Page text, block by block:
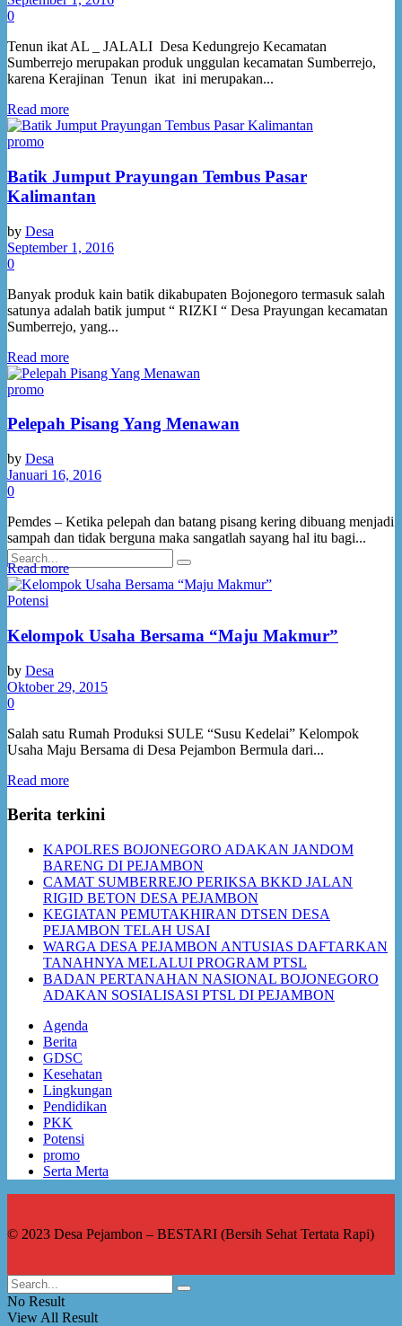
Rencana Kerja dan Anggaran
Data Laporan
Jaminan Sosial
Regulasi
Peraturan Kepala Desa
Potensi
No Result
View All Result
0
Tenun ikat AL _ JALALI Desa Kedungrejo Kecamatan
Sumberrejo merupakan produk unggulan kecamatan Sumberrejo,
karena Kerajinan Tenun ikat ini merupakan...
Read more
promo
Batik Jumput Prayungan Tembus Pasar
Kalimantan
by Desa
September 1, 2016
0
Banyak produk kain batik dikabupaten Bojonegoro termasuk salah
satunya adalah batik jumput “ RIZKI “ Desa Prayungan kecamatan
Sumberrejo, yang...
Read more
promo
Pelepah Pisang Yang Menawan
by Desa
Januari 16, 2016
0
Pemdes – Ketika pelepah dan batang pisang kering dibuang menjadi
sampah dan tidak berguna maka sangatlah sayang hal itu bagi...
Read more
Potensi
Kelompok Usaha Bersama “Maju Makmur”
by Desa
Oktober 29, 2015
0
Salah satu Rumah Produksi SULE “Susu Kedelai” Kelompok
Usaha Maju Bersama di Desa Pejambon Bermula dari...
Read more
Berita terkini
KAPOLRES BOJONEGORO ADAKAN JANDOM
BARENG DI PEJAMBON
CAMAT SUMBERREJO PERIKSA BKKD JALAN
RIGID BETON DESA PEJAMBON
KEGIATAN PEMUTAKHIRAN DTSEN DESA
PEJAMBON TELAH USAI
WARGA DESA PEJAMBON ANTUSIAS DAFTARKAN
TANAHNYA MELALUI PROGRAM PTSL
BADAN PERTANAHAN NASIONAL BOJONEGORO
ADAKAN SOSIALISASI PTSL DI PEJAMBON
Agenda
Berita
GDSC
Kesehatan
Lingkungan
Pendidikan
PKK
Potensi
promo
Serta Merta
© 2023 Desa Pejambon – BESTARI (Bersih Sehat Tertata Rapi)
No Result
View All Result